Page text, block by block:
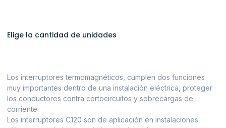
Elige la cantidad de unidades
Los interruptores termomagnéticos, cumplen dos funciones
muy importantes dentro de una instalación eléctrica, proteger
los conductores contra cortocircuitos y sobrecargas de
corriente.
Los interruptores C120 son de aplicación en instalaciones